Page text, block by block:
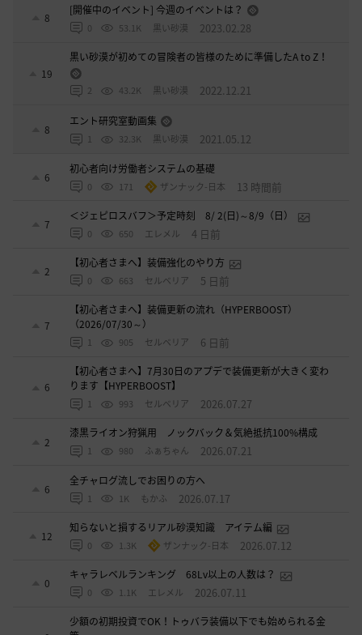
8
[開催中のイベント] 今週のイベントは？
0 53.1K 黒い砂漠 2023.02.28
19
黒い砂漠が初めての冒険者の皆様のために準備したA to Z！
2 43.2K 黒い砂漠 2022.12.21
8
エント研究室動画集
1 32.3K 黒い砂漠 2021.05.12
6
初心者向け労働者システムの基礎
0 171 ザンナック-日本 13 時間前
7
＜ジェピロスバフ＞予定時刻 8/ 2(日)～8/9（日）
0 650 エレメル 4 日前
2
【初心者さまへ】装備強化のやり方
0 663 セルベリア 5 日前
7
【初心者さまへ】装備更新の流れ（HYPERBOOST）
（2026/07/30～）
1 905 セルベリア 6 日前
6
【初心者さまへ】7月30日のアプデで装備更新が大きく変わ
ります【HYPERBOOST】
1 993 セルベリア 2026.07.27
2
漆黒ライオン狩猟用 ノックバック＆気絶抵抗100%構成
1 980 ふぁちゃん 2026.07.21
6
全チャログ流しでお困りの方へ
1 1K もかふ 2026.07.17
12
知らないと損するリアル砂漠知識 アイテム編
0 1.3K ザンナック-日本 2026.07.12
0
キャラレベルランキング 68Lv以上の人数は？
0 1.1K エレメル 2026.07.11
少額の初期投資でOK！トゥバラ装備以下でも始められる金